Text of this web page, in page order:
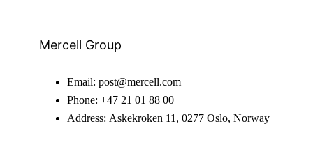
Mercell Group
Email: post@mercell.com
Phone: +47 21 01 88 00
Address: Askekroken 11, 0277 Oslo, Norway